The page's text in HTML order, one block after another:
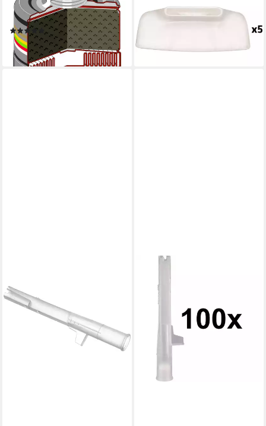
Kombi-Filter Rd40
A2B2E2K2 Hg P3 R D
(1)
ab 47,68 €
lieferbar - in 2-3 Werktagen bei dir
für Alcotest 3820 & Alcotest
4000 100063
lieferbar - in 3-4 Werktagen bei dir